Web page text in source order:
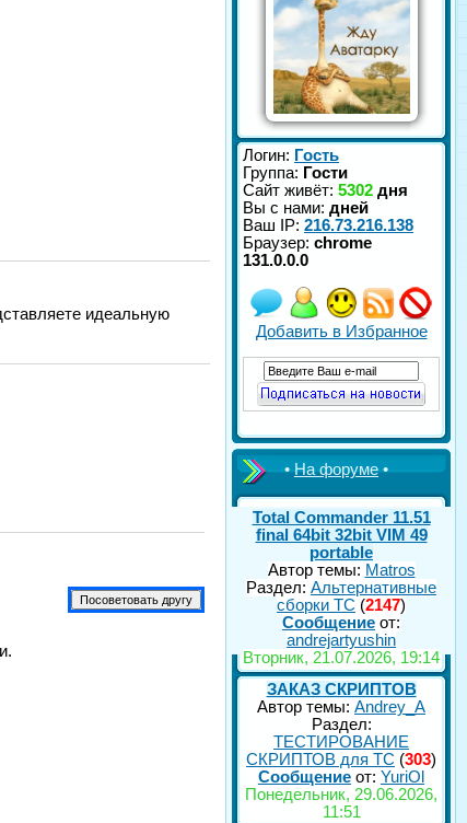
идеальную
Логин: Гость
Группа: Гости
Сайт живёт: 5302 дня
Вы с нами: дней
Ваш IP: 216.73.216.138
Браузер: chrome
131.0.0.0
Добавить в Избранное
•На форуме•
Total Commander 11.51
final 64bit 32bit VIM 49
portable
Автор темы: Matros
Раздел: Альтернативные
сборки ТС (2147)
Сообщение от:
andrejartyushin
Вторник, 21.07.2026, 19:14
ЗАКАЗ СКРИПТОВ
Автор темы: Andrey_A
Раздел:
ТЕСТИРОВАНИЕ
СКРИПТОВ для TC (303)
Сообщение от: YuriOl
Понедельник, 29.06.2026,
11:51